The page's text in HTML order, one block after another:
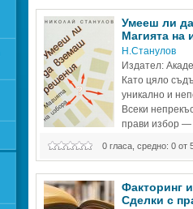
Умееш ли
Магията на
Н.Станулов
Издател:
Като цяло
уникално и
Всеки
прави избор —
избор между
0 гласа, средно: 0 от
Факторинг
Сделки с